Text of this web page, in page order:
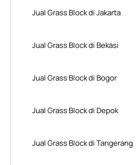
Jual Grass Block di Jakarta
Jual Grass Block di Bekasi
Jual Grass Block di Bogor
Jual Grass Block di Depok
Jual Grass Block di Tangerang